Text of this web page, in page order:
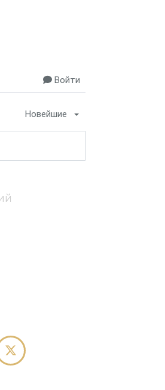
Войти
Новейшие